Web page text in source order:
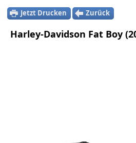
Jetzt Drucken Zurück
Harley-Davidson Fat Boy